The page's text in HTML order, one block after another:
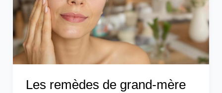
Les remèdes de grand-mère
pour
les
poches
sous
les
yeux